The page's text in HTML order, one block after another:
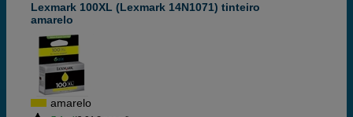
Lexmark 100XL (Lexmark 14N1071) tinteiro
amarelo
amarelo